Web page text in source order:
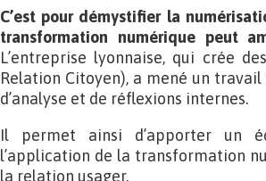
C’est pour démystifier la
transformation numérique peut
L’entreprise lyonnaise, qui crée
Relation Citoyen), a mené un
d’analyse et de réflexions internes.
Il permet ainsi d’apporter un
l’application de la transformation
la relation usager.